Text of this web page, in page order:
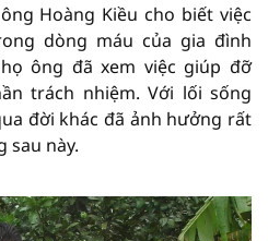
Hoàng Kiều cho biết việc
dòng máu của gia đình
ông đã xem việc giúp đỡ
trách nhiệm. Với lối sống
đời khác đã ảnh hưởng rất
sau này.